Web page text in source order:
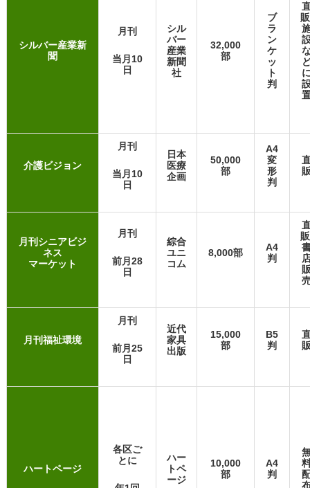
シルバー産業新
聞
月刊
当月10
日
シル
バー
産業
新聞
社
32,000
部
ブ
ラ
ン
ケ
ッ
ト
判
介護ビジョン
月刊
当月10
日
日本
医療
企画
50,000
部
A4
変
形
判
月刊シニアビジ
ネス
マーケット
月刊
前月28
日
綜合
ユニ
コム
8,000部
A4
判
月刊福祉環境
月刊
前月25
日
近代
家具
出版
15,000
部
B5
判
ハートページ
各区ご
とに
ハー
トペ
ージ
10,000
部
A4
判